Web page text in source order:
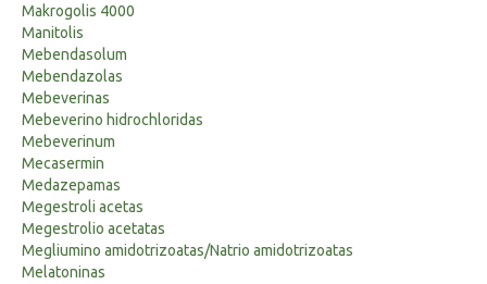
Makrogolis 4000
Manitolis
Mebendasolum
Mebendazolas
Mebeverinas
Mebeverino hidrochloridas
Mebeverinum
Mecasermin
Medazepamas
Megestroli acetas
Megestrolio acetatas
Megliumino amidotrizoatas/Natrio amidotrizoatas
Melatoninas